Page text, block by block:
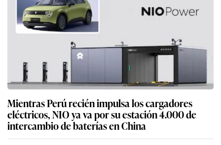
Mientras Perú recién impulsa los cargadores
eléctricos, NIO ya va por su estación 4.000 de
intercambio de baterías en China